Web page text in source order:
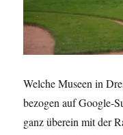
Welche Museen in
bezogen auf Google-
ganz überein mit der